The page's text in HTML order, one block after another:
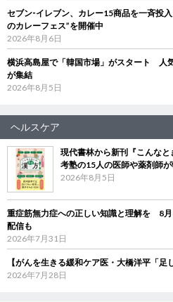
セブン‐イレブン、カレー15商品を一斉投
のカレーフェス”を開催中
2026年8月6日
横浜高島屋で「韓国市場」がスタート 人
が集結
2026年8月5日
ヘルスケア
現代書林から新刊『こんな
考塾の15人の医師や薬剤師
2026年8月5日
重症筋無力症への正しい知識と理解を 8
配信も
2026年7月31日
【がんを生きる緩和ケア医・大橋洋平「足
2026年7月28日